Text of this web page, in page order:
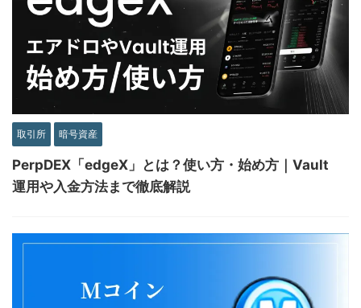
取引所 暗号資産
PerpDEX「edgeX」とは？使い方・始め方｜Vault
運用や入金方法まで徹底解説